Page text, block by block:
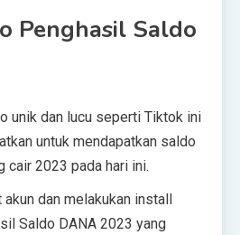
Penghasil Saldo
unik dan lucu seperti Tiktok ini
untuk mendapatkan saldo
cair 2023 pada hari ini.
dan melakukan install
Saldo DANA 2023 yang